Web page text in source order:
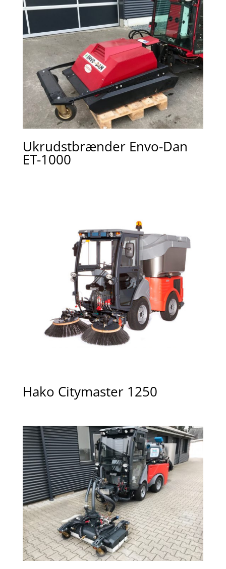
Ukrudstbrænder Envo-Dan
ET-1000
Hako Citymaster 1250